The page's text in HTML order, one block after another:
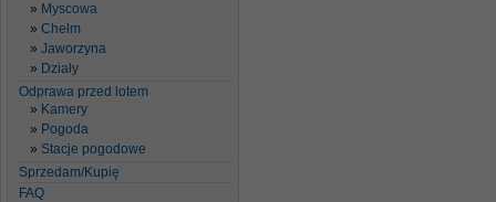
Myscowa
Chełm
Jaworzyna
Działy
Odprawa przed lotem
Kamery
Pogoda
Stacje pogodowe
Sprzedam/Kupię
FAQ